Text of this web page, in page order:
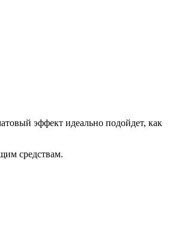
эффект идеально подойдет, как
средствам.